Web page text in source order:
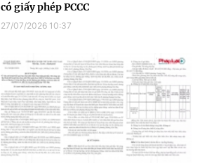
có giấy phép PCCC
27/07/2026 10:37